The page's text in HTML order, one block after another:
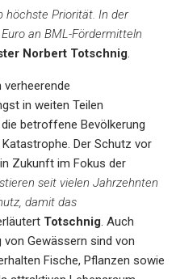
höchste Priorität. In der
an BML-Fördermitteln
Norbert Totschnig.
in weiten Teilen
betroffene Bevölkerung
Der Schutz vor
Zukunft im Fokus der
seit vielen Jahrzehnten
damit das
Totschnig. Auch
Gewässern sind von
Fische, Pflanzen sowie